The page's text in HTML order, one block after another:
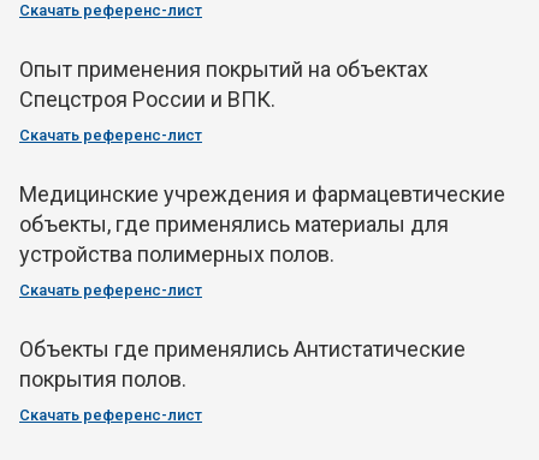
Скачать референс-лист
Опыт применения покрытий на объектах
Спецстроя России и ВПК.
Скачать референс-лист
Медицинские учреждения и фармацевтические
объекты, где применялись материалы для
устройства полимерных полов.
Скачать референс-лист
Объекты где применялись Антистатические
покрытия полов.
Скачать референс-лист